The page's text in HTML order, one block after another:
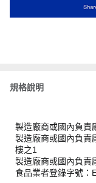
規格說明
製造廠商或國內負責
製造廠商或國內負責
樓之1
製造廠商或國內負責
食品業者登錄字號：